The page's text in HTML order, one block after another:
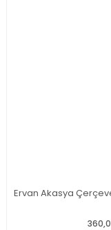
Ervan Akasya